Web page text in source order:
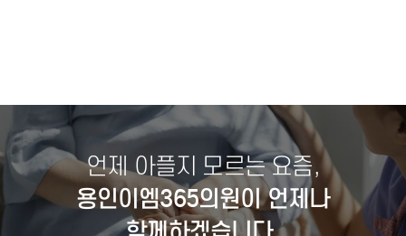
언제 아플지 모르는 요즘,
용인이엠365의원이 언제나